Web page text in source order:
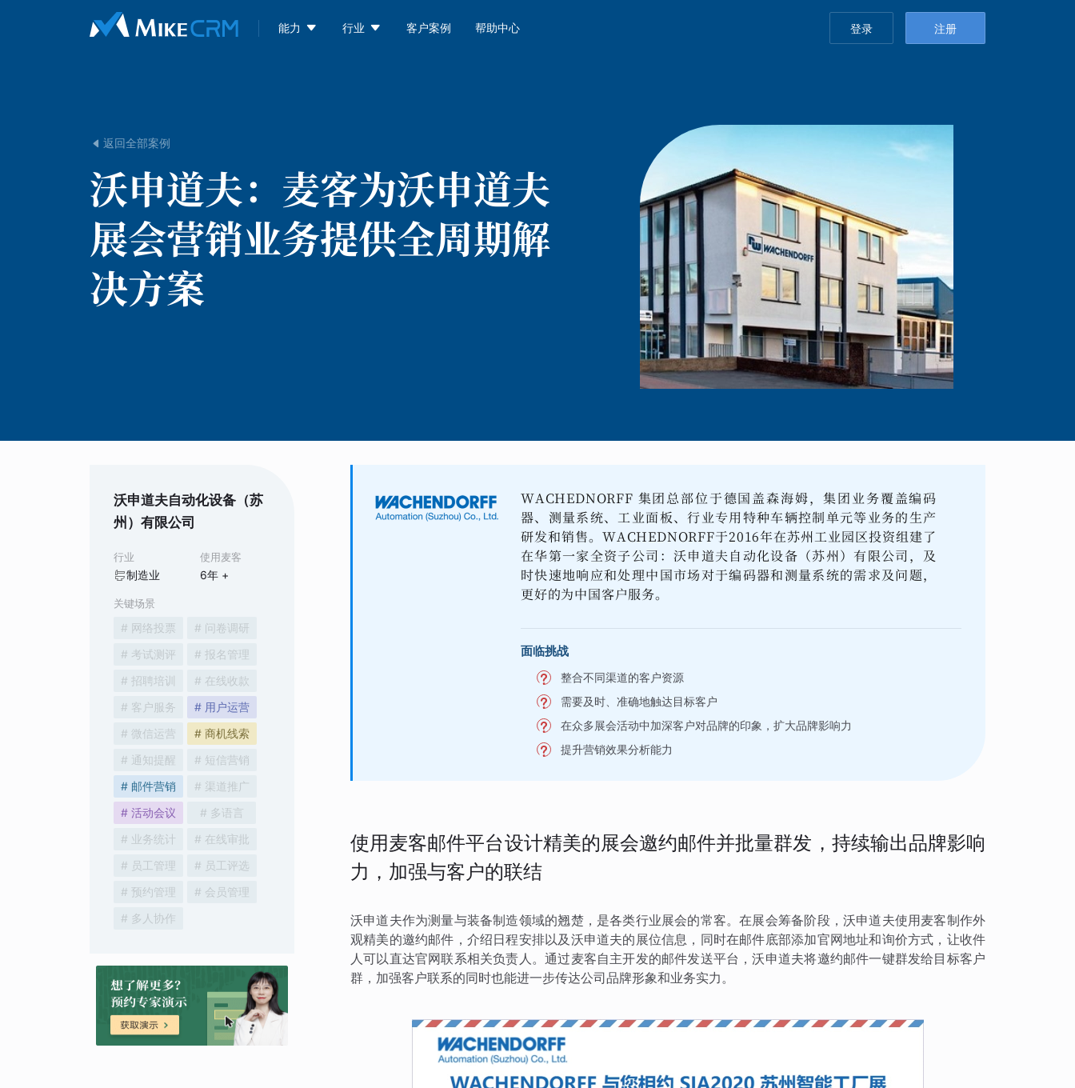
能力  行业  客户案例 帮助中心 登录 注册
 返回全部案例
沃申道夫： 麦客为沃申道夫
展会营销业务提供全周期解
决方案
沃申道夫自动化设备（苏
州）有限公司
行业
制造业
使用麦客
6年 +
关键场景
# 网络投票
# 问卷调研
# 考试测评
# 报名管理
# 招聘培训
# 在线收款
# 客户服务
# 用户运营
# 微信运营
# 商机线索
# 通知提醒
# 短信营销
# 邮件营销
# 渠道推广
# 活动会议
# 多语言
# 业务统计
# 在线审批
# 员工管理
# 员工评选
# 预约管理
# 会员管理
# 多人协作
WACHEDNORFF 集团总部位于德国盖森海姆，集团业务覆盖编码
器、测量系统、工业面板、行业专用特种车辆控制单元等业务的生产
研发和销售。WACHEDNORFF于2016年在苏州工业园区投资组建了
在华第一家全资子公司：沃申道夫自动化设备（苏州）有限公司，及
时快速地响应和处理中国市场对于编码器和测量系统的需求及问题，
更好的为中国客户服务。
面临挑战
整合不同渠道的客户资源
需要及时、准确地触达目标客户
在众多展会活动中加深客户对品牌的印象，扩大品牌影响力
提升营销效果分析能力
使用麦客邮件平台设计精美的展会邀约邮件并批量群发，持续输出品牌影响
力，加强与客户的联结
沃申道夫作为测量与装备制造领域的翘楚，是各类行业展会的常客。在展会筹备阶段，沃申道夫使用麦客制作外
观精美的邀约邮件，介绍日程安排以及沃申道夫的展位信息，同时在邮件底部添加官网地址和询价方式，让收件
人可以直达官网联系相关负责人。通过麦客自主开发的邮件发送平台，沃申道夫将邀约邮件一键群发给目标客户
群，加强客户联系的同时也能进一步传达公司品牌形象和业务实力。